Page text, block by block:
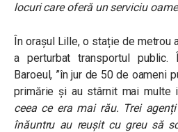
locuri care oferă un serviciu
În orașul Lille, o stație de metrou
a perturbat transportul public.
Baroeul, ”în jur de 50 de oameni
primărie şi au stârnit mai multe
ceea ce era mai rău. Trei
înăuntru au reușit cu greu să